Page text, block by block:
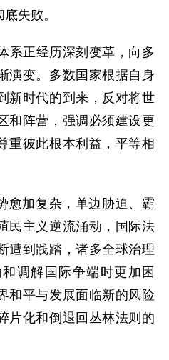
失败。
系正经历深刻变革，向多
演变。多数国家根据自身
新时代的到来，反对将世
和阵营，强调必须建设更
重彼此根本利益，平等相
愈加复杂，单边胁迫、霸
民主义逆流涌动，国际法
遭到践踏，诸多全球治理
调解国际争端时更加困
和平与发展面临新的风险
片化和倒退回丛林法则的